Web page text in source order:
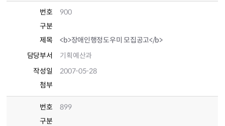
번호
900
구분
제목
<b>장애인행정도우미 모집공고</b>
담당부서
기획예산과
작성일
2007-05-28
첨부
번호
899
구분